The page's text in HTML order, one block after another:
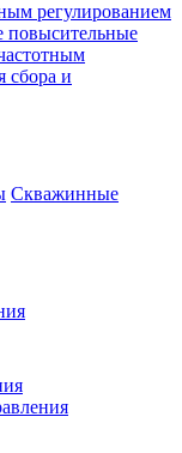
регулированием
сбора и
Скважинные